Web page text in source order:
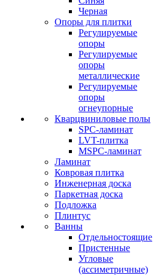
Черная
Опоры для плитки
Регулируемые
опоры
Регулируемые
опоры
металлические
Регулируемые
опоры
огнеупорные
Кварцвиниловые полы
SPC-ламинат
LVT-плитка
MSPC-ламинат
Ламинат
Ковровая плитка
Инженерная доска
Паркетная доска
Подложка
Плинтус
Ванны
Отдельностоящие
Пристенные
Угловые
(ассиметричные)